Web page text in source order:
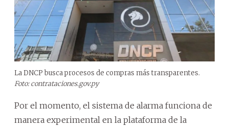
La DNCP busca procesos de compras más transparentes.
Foto: contrataciones.gov.py
Por el momento, el sistema de alarma funciona de
manera experimental en la plataforma de la